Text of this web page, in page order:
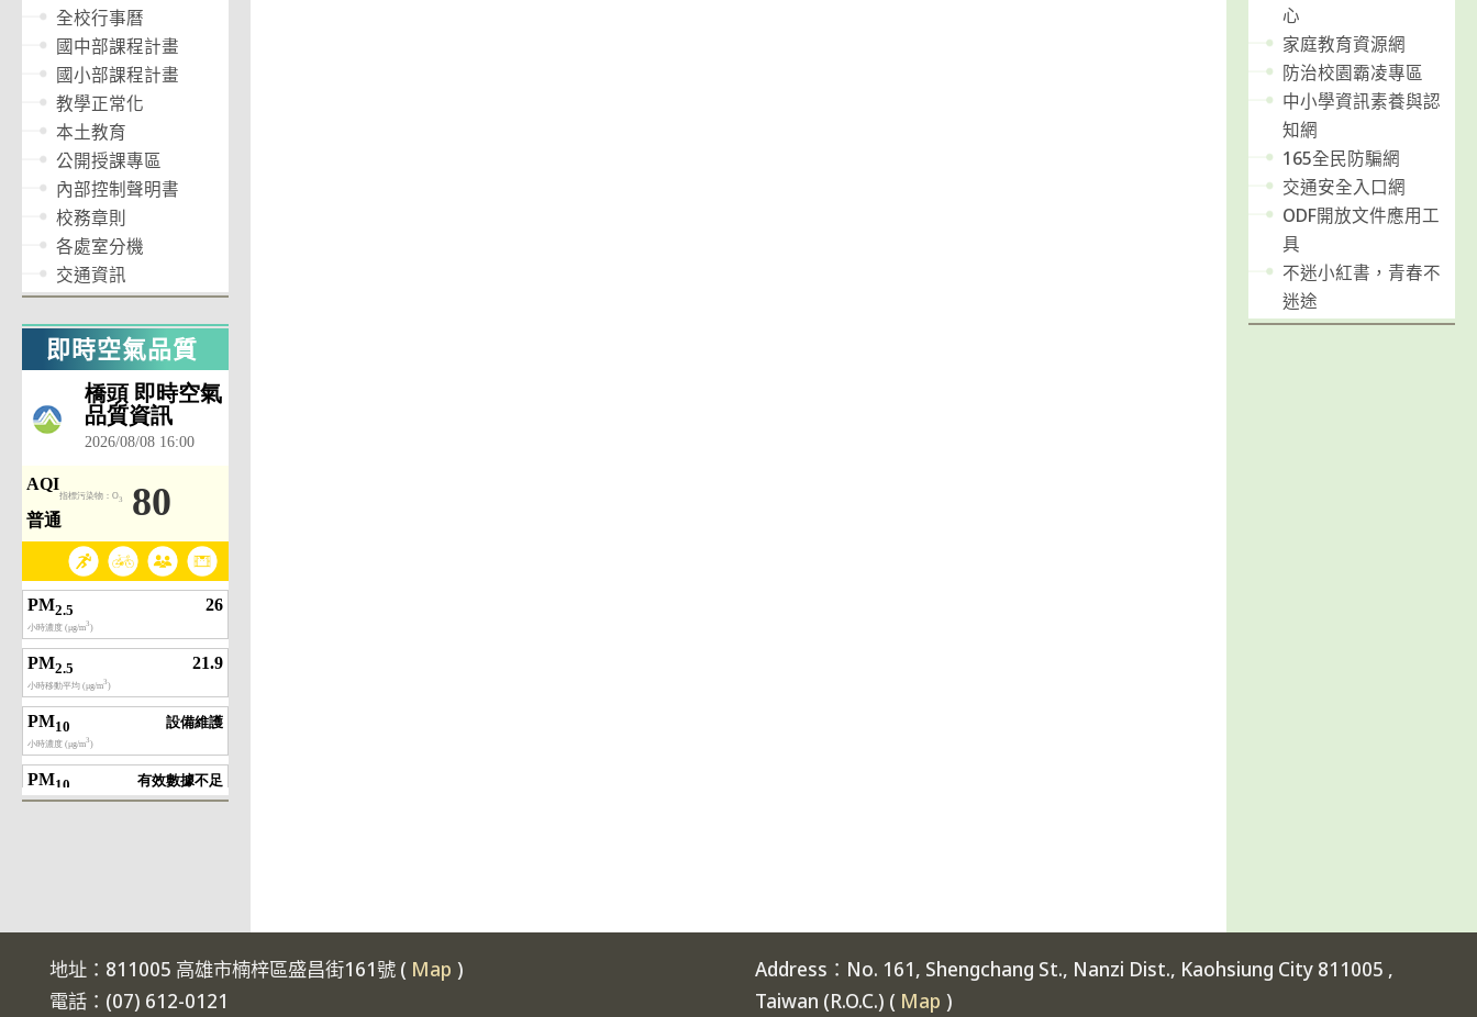
全校行事曆
國中部課程計畫
國小部課程計畫
教學正常化
本土教育
公開授課專區
內部控制聲明書
校務章則
各處室分機
交通資訊
即時空氣品質
心
家庭教育資源網
防治校園霸凌專區
中小學資訊素養與認
知網
165全民防騙網
交通安全入口網
ODF開放文件應用工
具
不迷小紅書，青春不
迷途
地址：811005 高雄市楠梓區盛昌街161號 ( Map )
電話：(07) 612-0121
Address：No. 161, Shengchang St., Nanzi Dist., Kaohsiung City 811005 ,
Taiwan (R.O.C.) ( Map )